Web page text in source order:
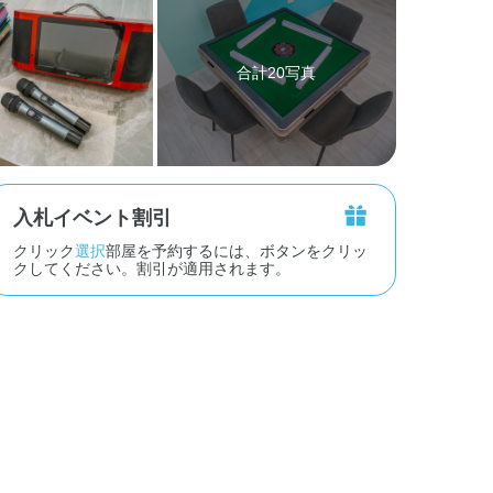
合計20写真
入札イベント割引
クリック選択部屋を予約するには、ボタンをクリッ
クしてください。割引が適用されます。